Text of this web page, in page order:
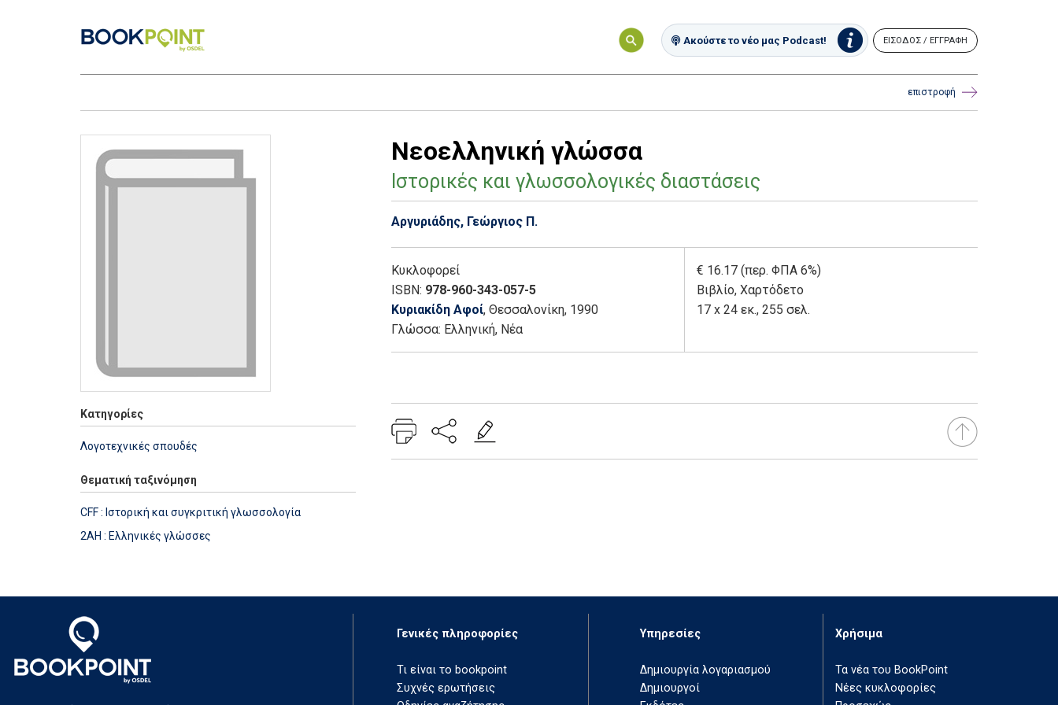
Ακούστε το νέο μας Podcast! ΕΙΣΟΔΟΣ / ΕΓΓΡΑΦΗ
επιστροφή
Κατηγορίες
Λογοτεχνικές σπουδές
Θεματική ταξινόμηση
CFF : Ιστορική και συγκριτική γλωσσολογία
2AH : Ελληνικές γλώσσες
Νεοελληνική γλώσσα
Ιστορικές και γλωσσολογικές διαστάσεις
Αργυριάδης, Γεώργιος Π.
Κυκλοφορεί
ISBN: 978-960-343-057-5
Κυριακίδη Αφοί, Θεσσαλονίκη, 1990
Γλώσσα: Ελληνική, Νέα
€ 16.17 (περ. ΦΠΑ 6%)
Βιβλίο, Χαρτόδετο
17 x 24 εκ., 255 σελ.
Γενικές πληροφορίες
Τι είναι το bookpoint
Συχνές ερωτήσεις
Υπηρεσίες
Δημιουργία λογαριασμού
Δημιουργοί
Χρήσιμα
Τα νέα του BookPoint
Νέες κυκλοφορίες